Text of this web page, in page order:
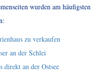
wurden am häufigsten
zu verkaufen
an der Schlei
direkt an der Ostsee